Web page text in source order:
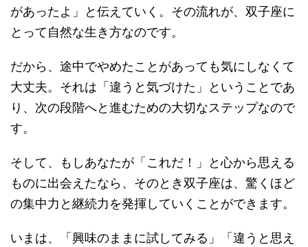
があったよ」と伝えていく。その流れが、双子座に
とって自然な生き方なのです。
だから、途中でやめたことがあっても気にしなくて
大丈夫。それは「違うと気づけた」ということであ
り、次の段階へと進むための大切なステップなので
す。
そして、もしあなたが「これだ！」と心から思える
ものに出会えたなら、そのとき双子座は、驚くほど
の集中力と継続力を発揮していくことができます。
いまは、「興味のままに試してみる」「違うと思え